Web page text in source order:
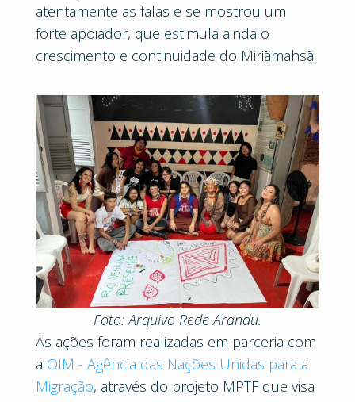
atentamente as falas e se mostrou um
forte apoiador, que estimula ainda o
crescimento e continuidade do Miriãmahsã.
Foto: Arquivo Rede Arandu.
As ações foram realizadas em parceria com
a OIM - Agência das Nações Unidas para a
Migração, através do projeto MPTF que visa